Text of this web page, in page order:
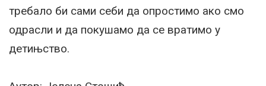
требало би сами себи да опростимо ако смо
одрасли и да покушамо да се вратимо у
детињство.